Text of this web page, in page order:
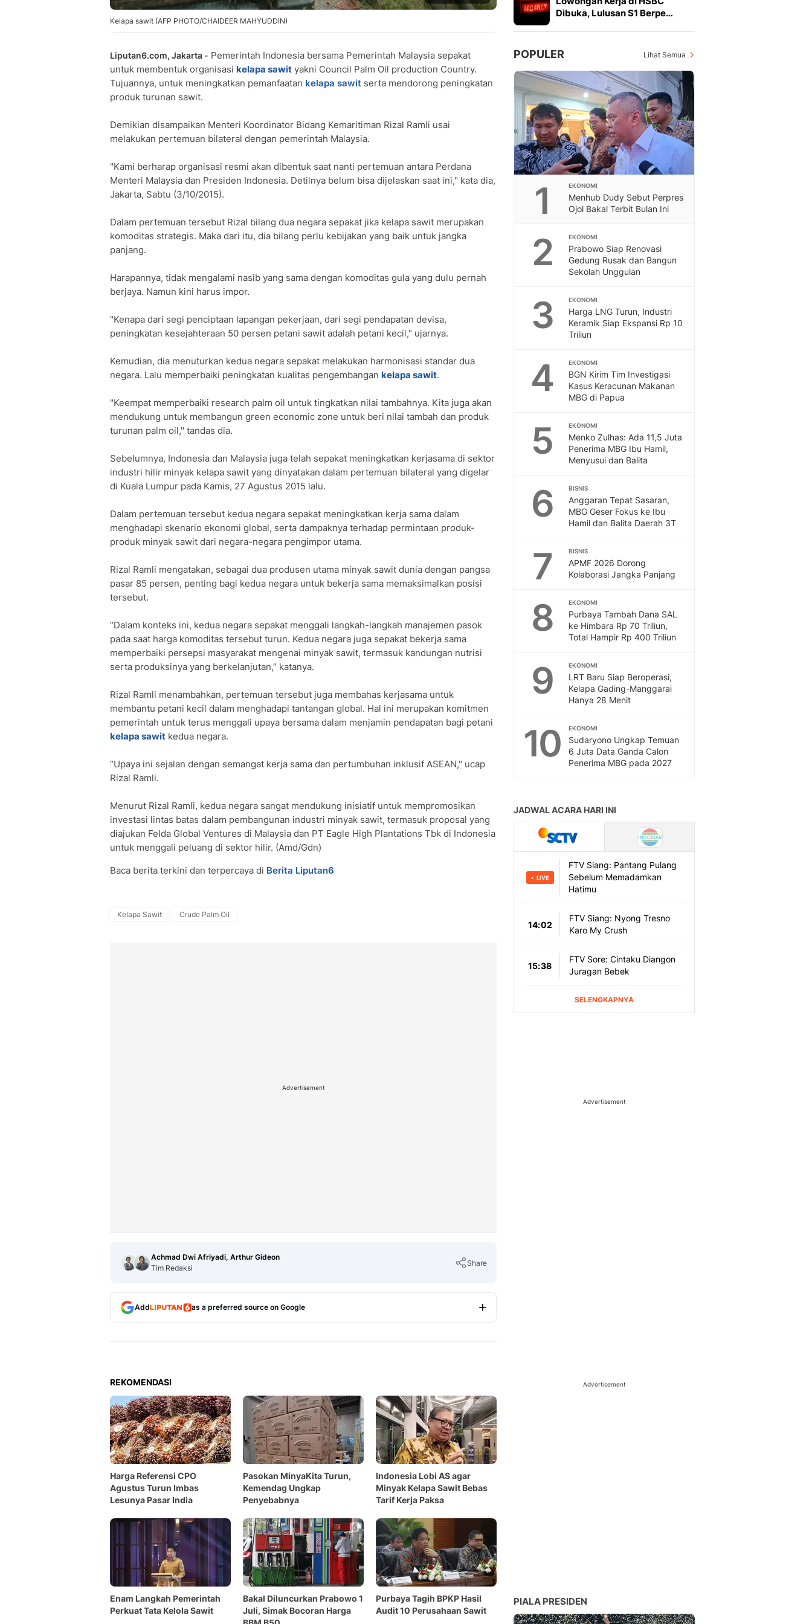
Kelapa sawit (AFP PHOTO/CHAIDEER MAHYUDDIN)
Liputan6.com, Jakarta - Pemerintah Indonesia bersama Pemerintah Malaysia sepakat
untuk membentuk organisasi kelapa sawit yakni Council Palm Oil production Country.
Tujuannya, untuk meningkatkan pemanfaatan kelapa sawit serta mendorong peningkatan
produk turunan sawit.
Demikian disampaikan Menteri Koordinator Bidang Kemaritiman Rizal Ramli usai
melakukan pertemuan bilateral dengan pemerintah Malaysia.
"Kami berharap organisasi resmi akan dibentuk saat nanti pertemuan antara Perdana
Menteri Malaysia dan Presiden Indonesia. Detilnya belum bisa dijelaskan saat ini," kata dia,
Jakarta, Sabtu (3/10/2015).
Dalam pertemuan tersebut Rizal bilang dua negara sepakat jika kelapa sawit merupakan
komoditas strategis. Maka dari itu, dia bilang perlu kebijakan yang baik untuk jangka
panjang.
Harapannya, tidak mengalami nasib yang sama dengan komoditas gula yang dulu pernah
berjaya. Namun kini harus impor.
"Kenapa dari segi penciptaan lapangan pekerjaan, dari segi pendapatan devisa,
peningkatan kesejahteraan 50 persen petani sawit adalah petani kecil," ujarnya.
Kemudian, dia menuturkan kedua negara sepakat melakukan harmonisasi standar dua
negara. Lalu memperbaiki peningkatan kualitas pengembangan kelapa sawit.
"Keempat memperbaiki research palm oil untuk tingkatkan nilai tambahnya. Kita juga akan
mendukung untuk membangun green economic zone untuk beri nilai tambah dan produk
turunan palm oil," tandas dia.
Sebelumnya, Indonesia dan Malaysia juga telah sepakat meningkatkan kerjasama di sektor
industri hilir minyak kelapa sawit yang dinyatakan dalam pertemuan bilateral yang digelar
di Kuala Lumpur pada Kamis, 27 Agustus 2015 lalu.
Dalam pertemuan tersebut kedua negara sepakat meningkatkan kerja sama dalam
menghadapi skenario ekonomi global, serta dampaknya terhadap permintaan produk-
produk minyak sawit dari negara-negara pengimpor utama.
Rizal Ramli mengatakan, sebagai dua produsen utama minyak sawit dunia dengan pangsa
pasar 85 persen, penting bagi kedua negara untuk bekerja sama memaksimalkan posisi
tersebut.
“Dalam konteks ini, kedua negara sepakat menggali langkah-langkah manajemen pasok
pada saat harga komoditas tersebut turun. Kedua negara juga sepakat bekerja sama
memperbaiki persepsi masyarakat mengenai minyak sawit, termasuk kandungan nutrisi
serta produksinya yang berkelanjutan,” katanya.
Rizal Ramli menambahkan, pertemuan tersebut juga membahas kerjasama untuk
membantu petani kecil dalam menghadapi tantangan global. Hal ini merupakan komitmen
pemerintah untuk terus menggali upaya bersama dalam menjamin pendapatan bagi petani
kelapa sawit kedua negara.
“Upaya ini sejalan dengan semangat kerja sama dan pertumbuhan inklusif ASEAN," ucap
Rizal Ramli.
Menurut Rizal Ramli, kedua negara sangat mendukung inisiatif untuk mempromosikan
investasi lintas batas dalam pembangunan industri minyak sawit, termasuk proposal yang
diajukan Felda Global Ventures di Malaysia dan PT Eagle High Plantations Tbk di Indonesia
untuk menggali peluang di sektor hilir. (Amd/Gdn)
Baca berita terkini dan terpercaya di Berita Liputan6
Kelapa Sawit Crude Palm Oil
Advertisement
Achmad Dwi Afriyadi, Arthur Gideon
Tim Redaksi
Share
Add as a preferred source on Google
REKOMENDASI
Harga Referensi CPO
Agustus Turun Imbas
Lesunya Pasar India
Pasokan MinyaKita Turun,
Kemendag Ungkap
Penyebabnya
Indonesia Lobi AS agar
Minyak Kelapa Sawit Bebas
Tarif Kerja Paksa
Enam Langkah Pemerintah
Perkuat Tata Kelola Sawit
Bakal Diluncurkan Prabowo 1
Juli, Simak Bocoran Harga
Purbaya Tagih BPKP Hasil
Audit 10 Perusahaan Sawit
Dibuka, Lulusan S1 Berpe…
POPULER Lihat Semua
1 EKONOMI
Menhub Dudy Sebut Perpres
Ojol Bakal Terbit Bulan Ini
2 EKONOMI
Prabowo Siap Renovasi
Gedung Rusak dan Bangun
Sekolah Unggulan
3 EKONOMI
Harga LNG Turun, Industri
Keramik Siap Ekspansi Rp 10
Triliun
4 EKONOMI
BGN Kirim Tim Investigasi
Kasus Keracunan Makanan
MBG di Papua
5 EKONOMI
Menko Zulhas: Ada 11,5 Juta
Penerima MBG Ibu Hamil,
Menyusui dan Balita
6 BISNIS
Anggaran Tepat Sasaran,
MBG Geser Fokus ke Ibu
Hamil dan Balita Daerah 3T
7 BISNIS
APMF 2026 Dorong
Kolaborasi Jangka Panjang
8 EKONOMI
Purbaya Tambah Dana SAL
ke Himbara Rp 70 Triliun,
Total Hampir Rp 400 Triliun
9 EKONOMI
LRT Baru Siap Beroperasi,
Kelapa Gading-Manggarai
Hanya 28 Menit
10 EKONOMI
Sudaryono Ungkap Temuan
6 Juta Data Ganda Calon
Penerima MBG pada 2027
Advertisement
Advertisement
PIALA PRESIDEN